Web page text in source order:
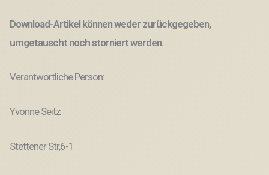
Download-Artikel können weder zurückgegeben,
umgetauscht noch storniert werden.
Verantwortliche Person:
Yvonne Seitz
Stettener Str,6-1